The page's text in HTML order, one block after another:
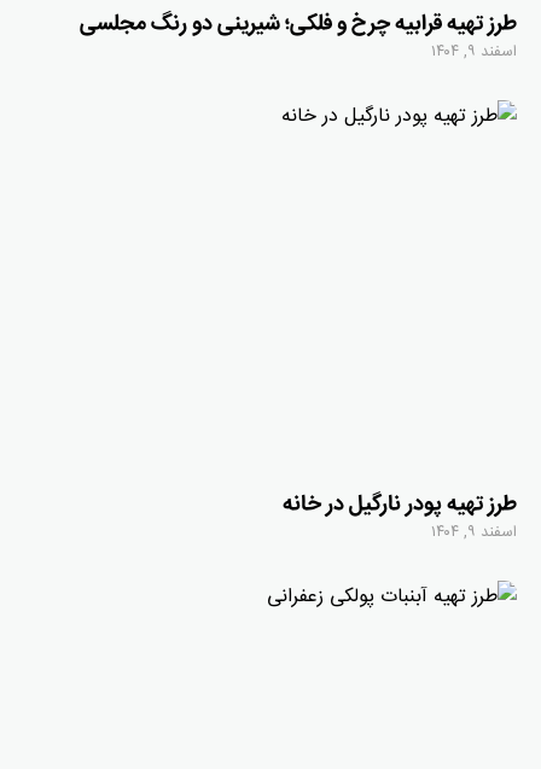
طرز تهیه قرابیه چرخ و فلکی؛ شیرینی دو رنگ مجلسی
اسفند ۹, ۱۴۰۴
طرز تهیه پودر نارگیل در خانه
اسفند ۹, ۱۴۰۴